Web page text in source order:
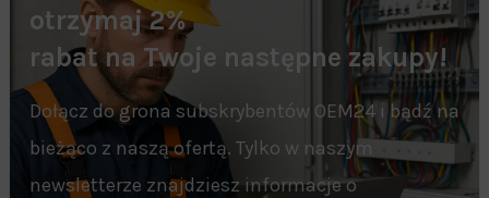
otrzymaj 2%
rabat na Twoje następne zakupy!
Dołącz do grona subskrybentów OEM24 i bądź na
bieżąco z naszą ofertą. Tylko w naszym
newsletterze znajdziesz informacje o